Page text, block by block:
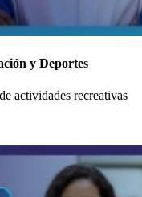
y Deportes
actividades recreativas